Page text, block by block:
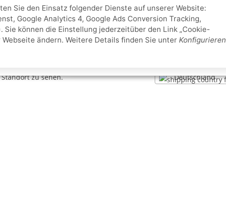
zu sehen. Deutschland
Sie den Einsatz folgender Dienste auf unserer Website:
Google Analytics 4, Google Ads Conversion Tracking,
können die Einstellung jederzeitüber den Link „Cookie-
ändern. Weitere Details finden Sie unter Konfigurieren